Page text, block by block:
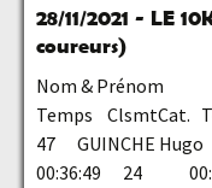
28/11/2021 - LE
coureurs)
Nom &
Temps ClsmtCat.
47 GUINCHE
00:36:49 24